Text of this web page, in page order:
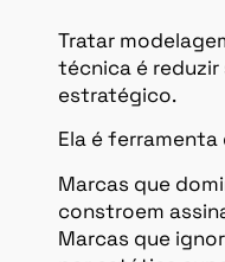
Tratar
técnica é
estratégico.
Ela é
Marcas que
constroem
Marcas que